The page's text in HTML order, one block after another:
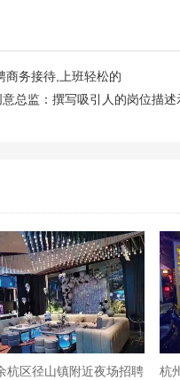
负众望！！！！朋友提前预
后就是测体温门口有摆放
是我觉得配的上完全值得
护的很好的样子看起来很
片之类的东西看着很放心
真觉得我是服了个包间费来
么事建议不要点其实就是
肠➕炸虾条？）非常一般
商务接待,上班轻松的
总监：撰写吸引人的岗位描述
杭区径山镇附近夜场招聘
杭